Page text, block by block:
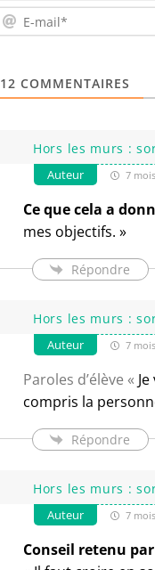
12 COMMENTAIRES
Hors les murs :
Auteur 7
Ce que cela a
mes objectifs. »
Répondre
Hors les murs :
Auteur 7
Paroles d’élève «
compris la
Répondre
Hors les murs :
Auteur 7
Conseil retenu